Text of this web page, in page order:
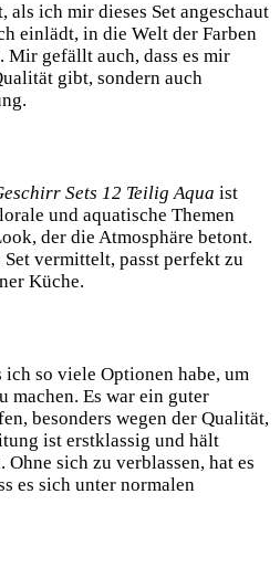
als ich‌ mir dieses Set angeschaut
einlädt, in die Welt der Farben
Mir​ gefällt⁣ auch, dass es mir
gibt, sondern auch
Sets 12 Teilig Aqua ist
und aquatische Themen
der die ⁤Atmosphäre betont.
vermittelt, passt ⁣perfekt zu
Küche.
ich‌ so⁤ viele Optionen habe, um⁤
machen. Es ‍war ein guter
‍besonders‌ wegen der Qualität,
ist erstklassig und hält
sich‌ zu verblassen, hat es
es ​sich unter ⁢normalen